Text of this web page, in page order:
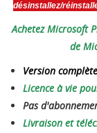
désinstallez/
Achetez Microsoft
de
Version complète
Licence à vie
Pas
Livraison et